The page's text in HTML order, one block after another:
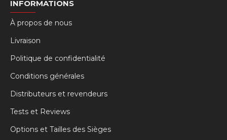
INFORMATIONS
À propos de nous
Livraison
Politique de confidentialité
Conditions générales
Distributeurs et revendeurs
Tests et Reviews
Options et Tailles des Sièges